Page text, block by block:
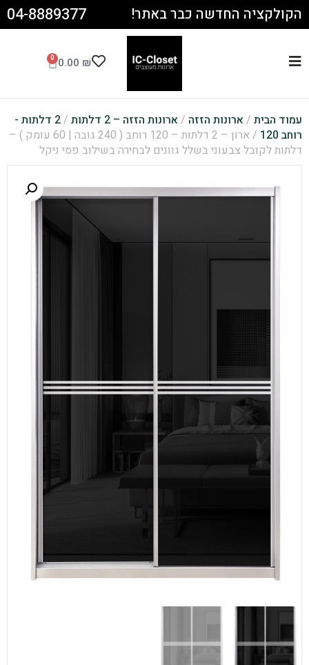
הקולקציה החדשה כבר באתר! 04-8889377
0.00 ₪
0
עמוד הבית / ארונות הזזה / ארונות הזזה – 2 דלתות /
2 דלתות -
רוחב 120
/ ארון – 2 דלתות – 120 רוחב ( 240 גובה | 60 עומק ) –
דלתות לקובל צבעוני בשלל גוונים לבחירה בשילוב פסי ניקל